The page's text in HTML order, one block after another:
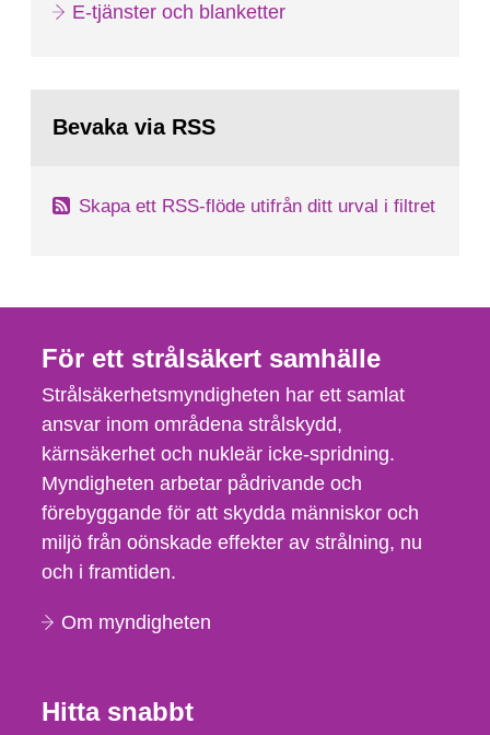
E-tjänster och blanketter
Bevaka via RSS
Skapa ett RSS-flöde utifrån ditt urval i filtret
För ett strålsäkert samhälle
Strålsäkerhetsmyndigheten har ett samlat
ansvar inom områdena strålskydd,
kärnsäkerhet och nukleär icke-spridning.
Myndigheten arbetar pådrivande och
förebyggande för att skydda människor och
miljö från oönskade effekter av strålning, nu
och i framtiden.
Om myndigheten
Hitta snabbt